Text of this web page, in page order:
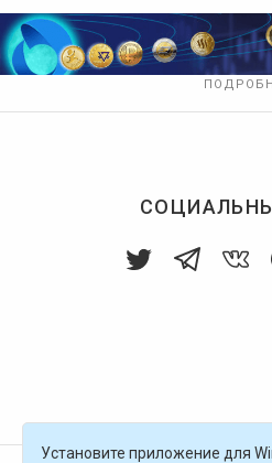
Установите приложение для